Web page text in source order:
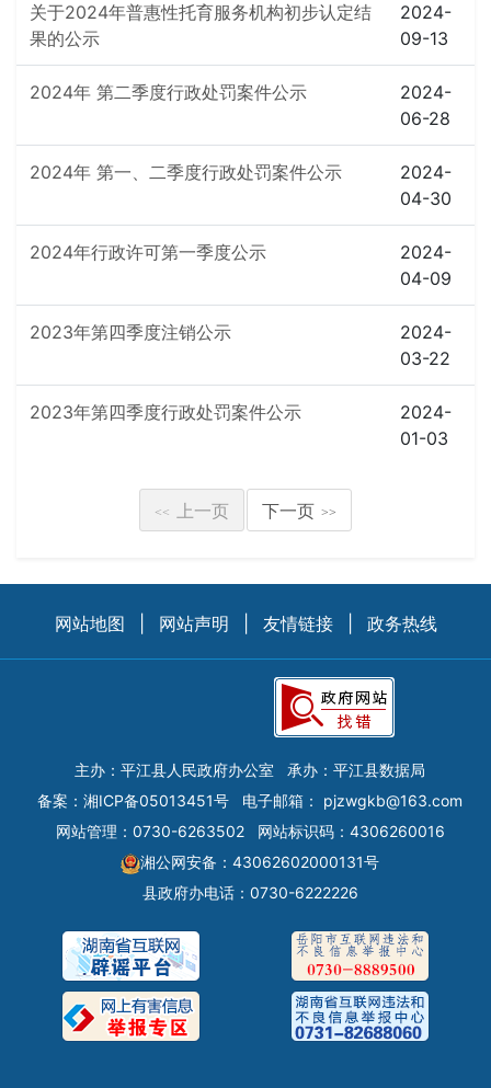
关于2024年普惠性托育服务机构初步认定结
果的公示
2024-
09-13
2024年 第二季度行政处罚案件公示
2024-
06-28
2024年 第一、二季度行政处罚案件公示
2024-
04-30
2024年行政许可第一季度公示
2024-
04-09
2023年第四季度注销公示
2024-
03-22
2023年第四季度行政处罚案件公示
2024-
01-03
<< 上一页 下一页 >>
网站地图 网站声明 友情链接 政务热线
主办：平江县人民政府办公室
承办：平江县数据局
备案： 湘ICP备05013451号 电子邮箱： pjzwgkb@163.com
网站管理：0730-6263502
网站标识码：4306260016
湘公网安备：43062602000131号
县政府办电话：0730-6222226